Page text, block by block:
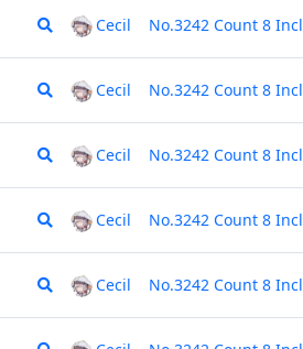
Cecil No.3242 Count 8
Cecil No.3242 Count 8
Cecil No.3242 Count 8
Cecil No.3242 Count 8
Cecil No.3242 Count 8